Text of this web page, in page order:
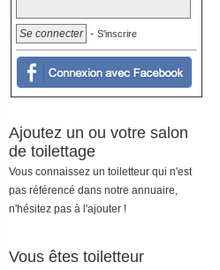
- S'inscrire
Ajoutez un ou votre salon
de toilettage
Vous connaissez un toiletteur qui n'est
pas référencé dans notre annuaire,
n'hésitez pas à l'ajouter !
Vous êtes toiletteur